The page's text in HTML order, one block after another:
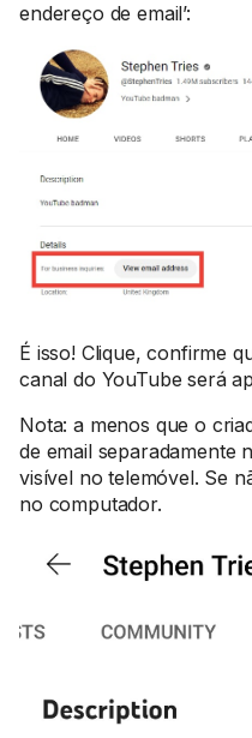
endereço de email’:
É isso! Clique, confirme
canal do YouTube será
Nota: a menos que o
de email separadamente
visível no telemóvel. Se
no computador.